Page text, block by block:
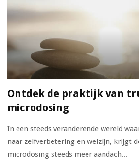
Ontdek de praktijk van
microdosing
In een steeds veranderende wereld
naar zelfverbetering en welzijn, krijgt
microdosing steeds meer aandach...